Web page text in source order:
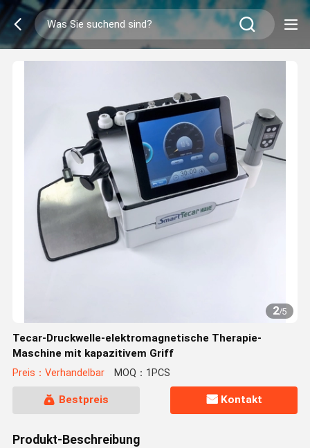
2/5
Tecar-Druckwelle-elektromagnetische Therapie-
Maschine mit kapazitivem Griff
Preis：Verhandelbar MOQ：1PCS
Bestpreis Kontakt
Produkt-Beschreibung